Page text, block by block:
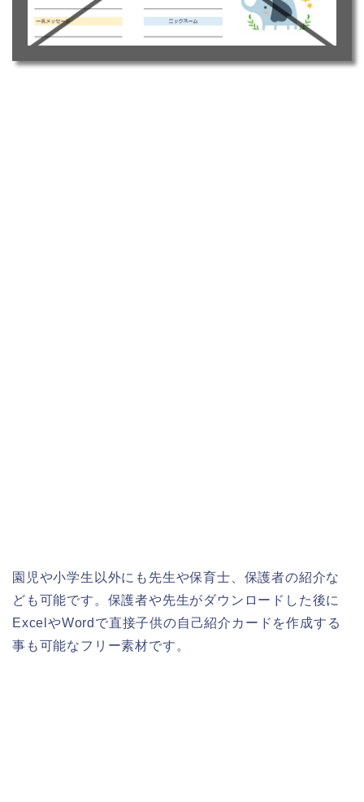
園児や小学生以外にも先生や保育士、保護者の紹介な
ども可能です。保護者や先生がダウンロードした後に
ExcelやWordで直接子供の自己紹介カードを作成する
事も可能なフリー素材です。